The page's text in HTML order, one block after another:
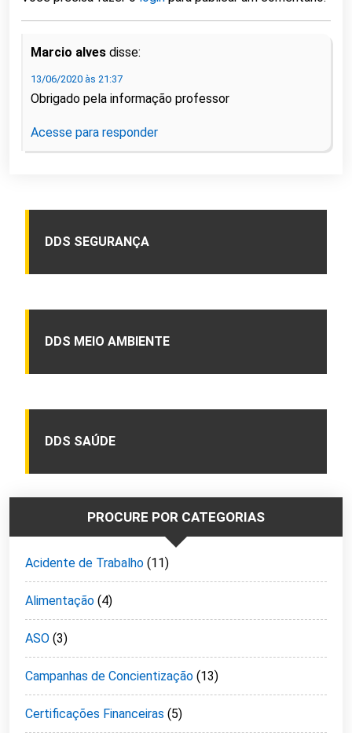
Marcio alves disse:
13/06/2020 às 21:37
Obrigado pela informação professor
Acesse para responder
DDS SEGURANÇA
DDS MEIO AMBIENTE
DDS SAÚDE
PROCURE POR CATEGORIAS
Acidente de Trabalho (11)
Alimentação (4)
ASO (3)
Campanhas de Concientização (13)
Certificações Financeiras (5)